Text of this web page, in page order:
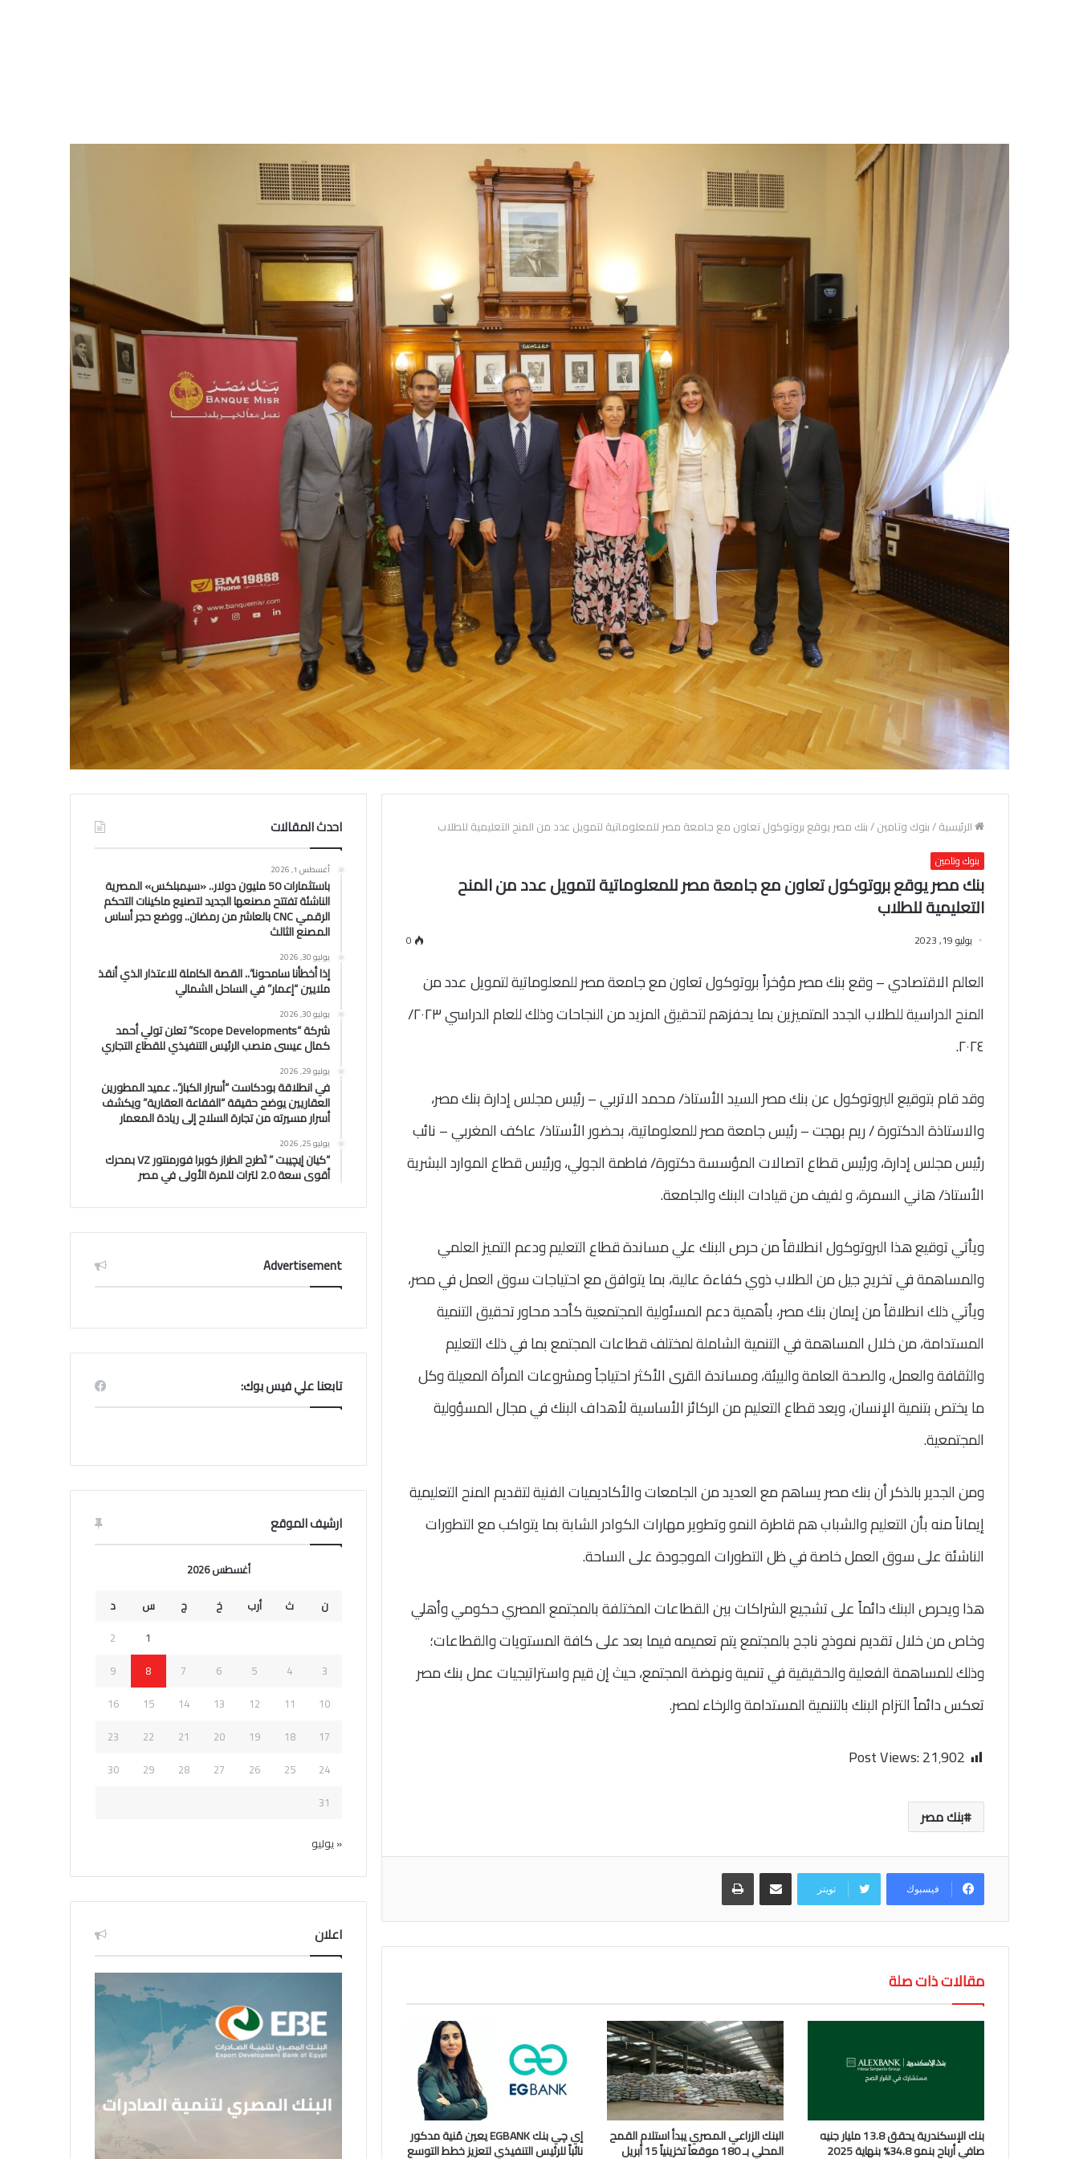
الرئيسية/بنوك وتامين/بنك مصر يوقع بروتوكول تعاون مع جامعة مصر للمعلوماتية لتمويل عدد من المنح التعليمية للطلاب
بنوك وتامين
بنك مصر يوقع بروتوكول تعاون مع جامعة مصر للمعلوماتية لتمويل عدد من المنح
التعليمية للطلاب
يوليو 19, 2023 0
العالم الاقتصادي – وقع بنك مصر مؤخراً بروتوكول تعاون مع جامعة مصر للمعلوماتية لتمويل عدد من
المنح الدراسية للطلاب الجدد المتميزين بما يحفزهم لتحقيق المزيد من النجاحات وذلك للعام الدراسي ٢٠٢٣/
٢٠٢٤.
وقد قام بتوقيع البروتوكول عن بنك مصر السيد الأستاذ/ محمد الاتربي – رئيس مجلس إدارة بنك مصر،
والاستاذة الدكتورة / ريم بهجت – رئيس جامعة مصر للمعلوماتية، بحضور الأستاذ/ عاكف المغربي – نائب
رئيس مجلس إدارة، ورئيس قطاع اتصالات المؤسسة دكتورة/ فاطمة الجولي، ورئيس قطاع الموارد البشرية
الأستاذ/ هاني السمرة، و لفيف من قيادات البنك والجامعة.
ويأتي توقيع هذا البروتوكول انطلاقاً من حرص البنك علي مساندة قطاع التعليم ودعم التميز العلمي
والمساهمة في تخريج جيل من الطلاب ذوي كفاءة عالية، بما يتوافق مع احتياجات سوق العمل في مصر،
ويأتي ذلك انطلاقاً من إيمان بنك مصر، بأهمية دعم المسئولية المجتمعية كأحد محاور تحقيق التنمية
المستدامة، من خلال المساهمة في التنمية الشاملة لمختلف قطاعات المجتمع بما في ذلك التعليم
والثقافة والعمل، والصحة العامة والبيئة، ومساندة القرى الأكثر احتياجاً ومشروعات المرأة المعيلة وكل
ما يختص بتنمية الإنسان، ويعد قطاع التعليم من الركائز الأساسية لأهداف البنك في مجال المسؤولية
المجتمعية.
ومن الجدير بالذكر أن بنك مصر يساهم مع العديد من الجامعات والأكاديميات الفنية لتقديم المنح التعليمية
إيماناً منه بأن التعليم والشباب هم قاطرة النمو وتطوير مهارات الكوادر الشابة بما يتواكب مع التطورات
الناشئة على سوق العمل خاصة في ظل التطورات الموجودة على الساحة.
هذا ويحرص البنك دائماً على تشجيع الشراكات بين القطاعات المختلفة بالمجتمع المصري حكومي وأهلي
وخاص من خلال تقديم نموذج ناجح بالمجتمع يتم تعميمه فيما بعد على كافة المستويات والقطاعات؛
وذلك للمساهمة الفعلية والحقيقية في تنمية ونهضة المجتمع، حيث إن قيم واستراتيجيات عمل بنك مصر
تعكس دائماً التزام البنك بالتنمية المستدامة والرخاء لمصر.
Post Views:21٬902
بنك مصر
فيسبوك تويتر
مقالات ذات صلة
بنك الإسكندرية يحقق 13.8 مليار جنيه
صافي أرباح بنمو 34.8% بنهاية 2025
البنك الزراعي المصري يبدأ استلام القمح
المحلي بـ 180 موقعاً تخزينياً 15 أبريل
إي چي بنك EGBANK يعين مُنية مدكور
نائباً للرئيس التنفيذي لتعزيز خطط التوسع
احدث المقالات
أغسطس 1, 2026
باستثمارات 50 مليون دولار.. «سيمبلكس» المصرية
الناشئة تفتتح مصنعها الجديد لتصنيع ماكينات التحكم
الرقمي CNC بالعاشر من رمضان.. ووضع حجر أساس
المصنع الثالث
يوليو 30, 2026
إذا أخطأنا سامحونا”.. القصة الكاملة للاعتذار الذي أنقذ
ملايين “إعمار” في الساحل الشمالي
يوليو 30, 2026
شركة “Scope Developments” تعلن تولي أحمد
كمال عيسى منصب الرئيس التنفيذي للقطاع التجاري
يوليو 29, 2026
في انطلاقة بودكاست “أسرار الكبار”.. عميد المطورين
العقاريين يوضح حقيقة “الفقاعة العقارية” ويكشف
أسرار مسيرته من تجارة السلاح إلى ريادة المعمار
يوليو 25, 2026
“كيان إيچيبت ” تَطرح الطراز كوبرا فورمنتور VZ بمحرك
أقوى سعة 2.0 لترات للمرة الأولى في مصر
Advertisement
تابعنا علي فيس بوك:
ارشيف الموقع
أغسطس 2026
ن
ث أرب خ ج س
د
1
2
3
4
5
6
7
8
9
10
11
12
13
14
15
16
17
18
19
20
21
22
23
24
25
26
27
28
29
30
31
« يوليو
اعلان